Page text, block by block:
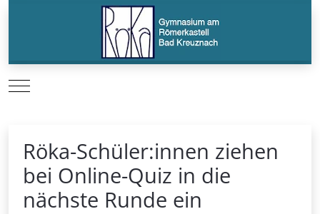
Mobile Menu Toggle
Röka-Schüler:innen ziehen
bei Online-Quiz in die
nächste Runde ein